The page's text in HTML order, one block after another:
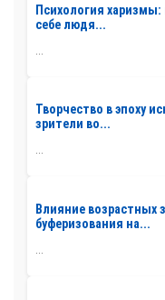
Психология
себе людя...
Творчество в эпоху
зрители во...
...
Влияние возрастных
буферизования на...
...